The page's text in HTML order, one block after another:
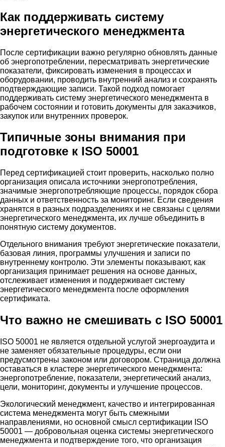
Как поддерживать систему
энергетического менеджмента
После сертификации важно регулярно обновлять данные
об энергопотреблении, пересматривать энергетические
показатели, фиксировать изменения в процессах и
оборудовании, проводить внутренний анализ и сохранять
подтверждающие записи. Такой подход помогает
поддерживать систему энергетического менеджмента в
рабочем состоянии и готовить документы для заказчиков,
закупок или внутренних проверок.
Типичные зоны внимания при
подготовке к ISO 50001
Перед сертификацией стоит проверить, насколько полно
организация описала источники энергопотребления,
значимые энергопотребляющие процессы, порядок сбора
данных и ответственность за мониторинг. Если сведения
хранятся в разных подразделениях и не связаны с целями
энергетического менеджмента, их лучше объединить в
понятную систему документов.
Отдельного внимания требуют энергетические показатели,
базовая линия, программы улучшения и записи по
внутреннему контролю. Эти элементы показывают, как
организация принимает решения на основе данных,
отслеживает изменения и поддерживает систему
энергетического менеджмента после оформления
сертификата.
Что важно не смешивать с ISO 50001
ISO 50001 не является отдельной услугой энергоаудита и
не заменяет обязательные процедуры, если они
предусмотрены законом или договором. Страница должна
оставаться в кластере энергетического менеджмента:
энергопотребление, показатели, энергетический анализ,
цели, мониторинг, документы и улучшение процессов.
Экологический менеджмент, качество и интегрированная
система менеджмента могут быть смежными
направлениями, но основной смысл сертификации ISO
50001 — добровольная оценка системы энергетического
менеджмента и подтверждение того, что организация